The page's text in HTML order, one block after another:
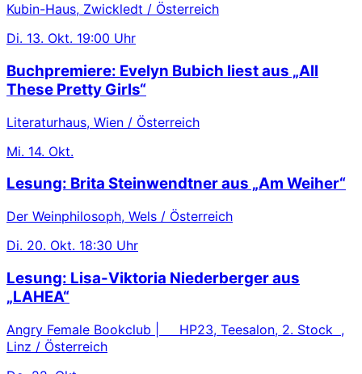
Kubin-Haus, Zwickledt / Österreich
Di. 13. Okt. 19:00 Uhr
Buchpremiere: Evelyn Bubich liest aus „All
These Pretty Girls“
Literaturhaus, Wien / Österreich
Mi. 14. Okt.
Lesung: Brita Steinwendtner aus „Am Weiher“
Der Weinphilosoph, Wels / Österreich
Di. 20. Okt. 18:30 Uhr
Lesung: Lisa-Viktoria Niederberger aus
„LAHEA“
Angry Female Bookclub | HP23, Teesalon, 2. Stock ,
Linz / Österreich